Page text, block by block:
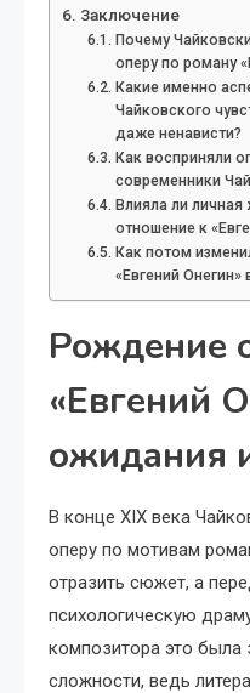
Заключение
Почему
оперу по роману
Какие именно
Чайковского
даже ненависти?
Как восприняли
современники
Влияла ли личная
отношение к
Как потом
«Евгений Онегин»
Рождение
«Евгений
ожидания
В конце XIX века
оперу по мотивам
отразить сюжет, а
психологическую
композитора это была
сложности, ведь